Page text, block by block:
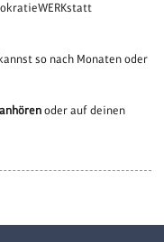
so nach Monaten oder
oder auf deinen